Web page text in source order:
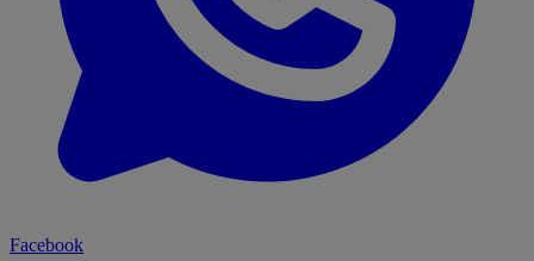
Facebook